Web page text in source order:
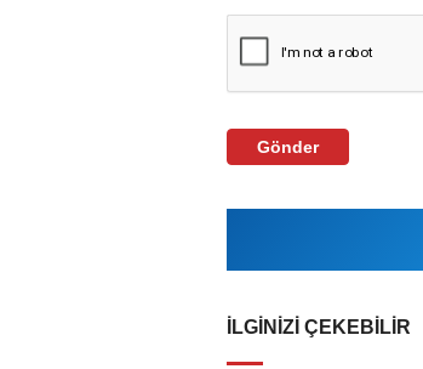
Gönder
İLGINIZI ÇEKEBILIR